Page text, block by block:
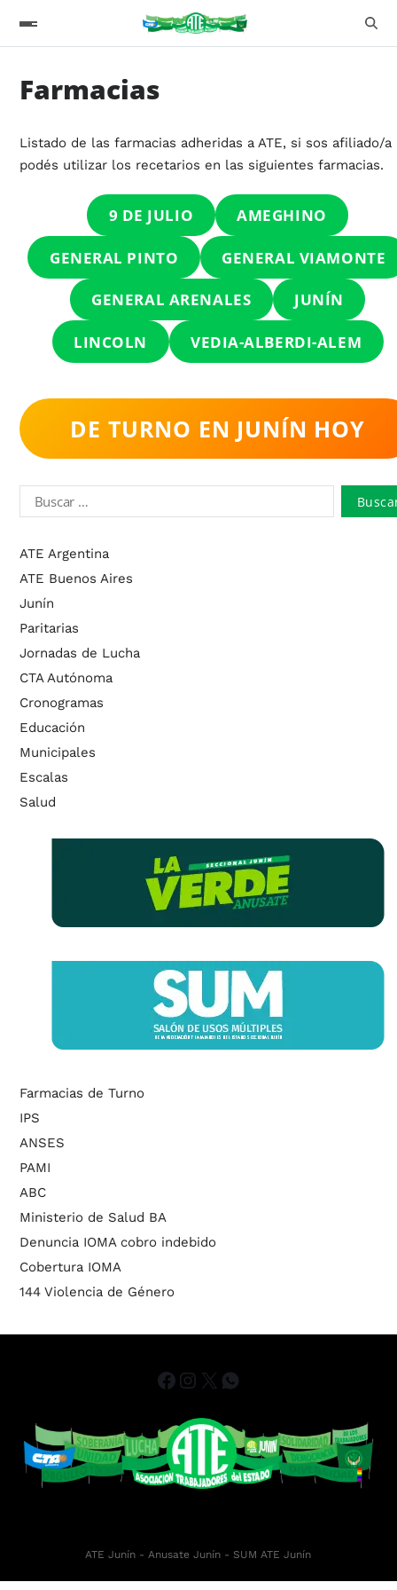
Farmacias
Listado de las farmacias adheridas a ATE, si sos afiliado/a
podés utilizar los recetarios en las siguientes farmacias.
9 DE JULIO AMEGHINO
GENERAL PINTO GENERAL VIAMONTE
GENERAL ARENALES JUNÍN
LINCOLN VEDIA-ALBERDI-ALEM
DE TURNO EN JUNÍN HOY
ATE Argentina
ATE Buenos Aires
Junín
Paritarias
Jornadas de Lucha
CTA Autónoma
Cronogramas
Educación
Municipales
Escalas
Salud
Farmacias de Turno
IPS
ANSES
PAMI
ABC
Ministerio de Salud BA
Denuncia IOMA cobro indebido
Cobertura IOMA
144 Violencia de Género
ATE Junín - Anusate Junín -SUM ATE Junín